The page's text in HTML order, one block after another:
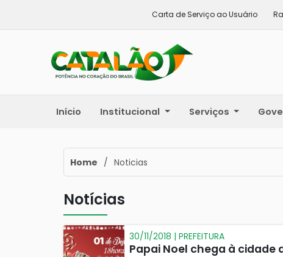
Carta de Serviço ao Usuário
Início Institucional Serviços
Home / Noticias
Notícias
30/11/2018 | PREFEITURA
Papai Noel chega à